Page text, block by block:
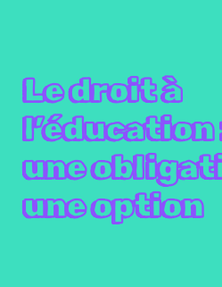
contenu
Le droit à
l’éducation
une
une option